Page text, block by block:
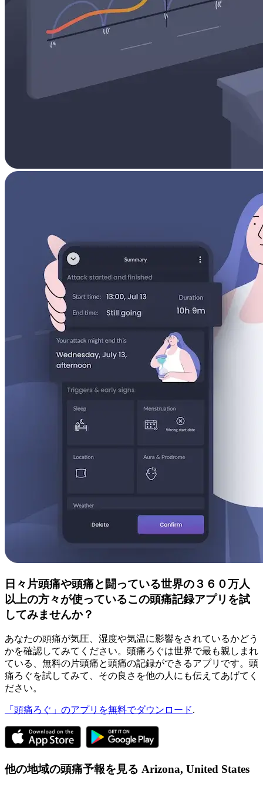
日々片頭痛や頭痛と闘っている世界の３６０万人
以上の方々が使っているこの頭痛記録アプリを試
してみませんか？
あなたの頭痛が気圧、湿度や気温に影響をされているかどう
かを確認してみてください。頭痛ろぐは世界で最も親しまれ
ている、無料の片頭痛と頭痛の記録ができるアプリです。頭
痛ろぐを試してみて、その良さを他の人にも伝えてあげてく
ださい。
「頭痛ろぐ」のアプリを無料でダウンロード.
他の地域の頭痛予報を見る Arizona, United States